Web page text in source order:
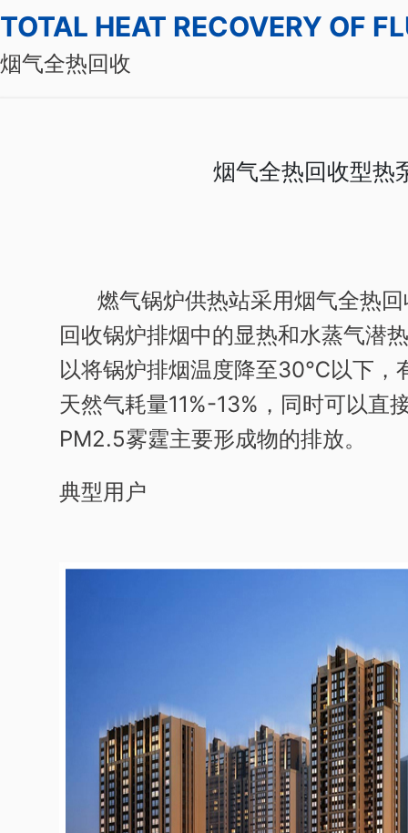
TOTAL HEAT RECOVERY OF
烟气全热回收
烟气全热回收型热
燃气锅炉供热站采用烟气全热回
回收锅炉排烟中的显热和水蒸气潜
以将锅炉排烟温度降至30℃以下，
天然气耗量11%-13%，同时可以直
PM2.5雾霆主要形成物的排放。
典型用户